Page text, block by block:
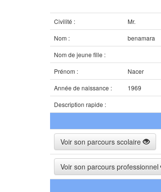
Civilité :
Mr.
Nom :
benamara
Nom de jeune fille :
Prénom :
Nacer
Année de naissance :
1969
Description rapide :
Voir son parcours scolaire
Voir son parcours professionnel